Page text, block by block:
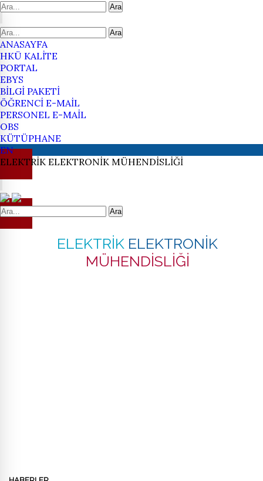
Ara
Ara
ANASAYFA
HKÜ KALİTE
PORTAL
EBYS
BİLGİ PAKETİ
ÖĞRENCİ E-MAİL
PERSONEL E-MAİL
OBS
KÜTÜPHANE
EN
ELEKTRİK ELEKTRONİK MÜHENDİSLİĞİ
Ara
ELEKTRİK ELEKTRONİK
MÜHENDİSLİĞİ